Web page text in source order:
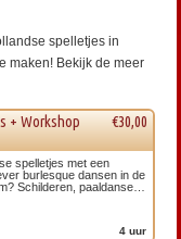
spelletjes in
maken! Bekijk de meer
+ Workshop €30,00
spelletjes met een
burlesque dansen in de
Schilderen, paaldansen
4 uur